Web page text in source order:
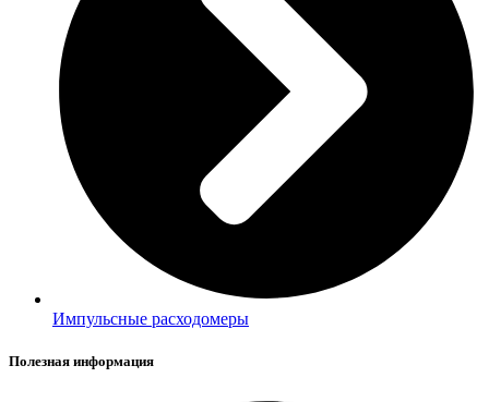
Импульсные расходомеры
Полезная информация